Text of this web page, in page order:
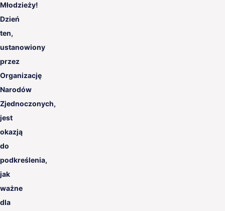
Młodzieży!
Dzień
ten,
ustanowiony
przez
Organizację
Narodów
Zjednoczonych,
jest
okazją
do
podkreślenia,
jak
ważne
dla